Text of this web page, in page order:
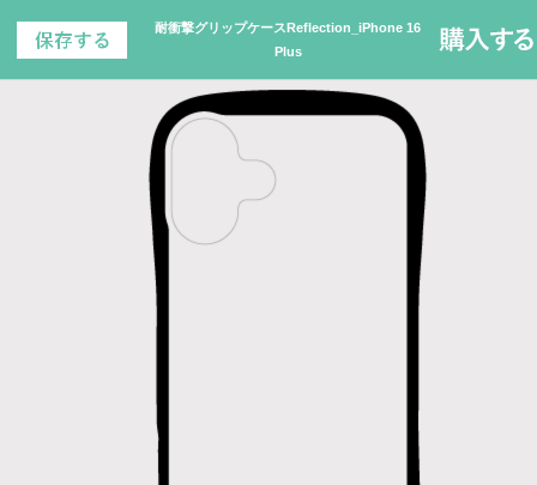
耐衝撃グリップケースReflection_iPhone 16
Plus